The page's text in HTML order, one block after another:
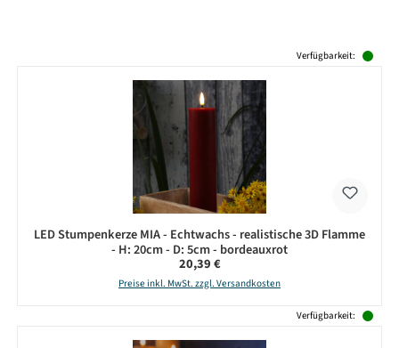
Verfügbarkeit:
LED Stumpenkerze MIA - Echtwachs - realistische 3D Flamme
- H: 20cm - D: 5cm - bordeauxrot
Regulärer Preis:
20,39 €
Preise inkl. MwSt. zzgl. Versandkosten
Verfügbarkeit: